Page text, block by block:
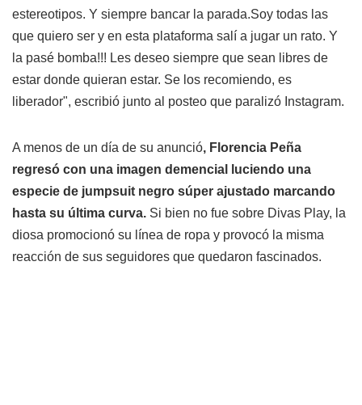
estereotipos. Y siempre bancar la parada.Soy todas las
que quiero ser y en esta plataforma salí a jugar un rato. Y
la pasé bomba!!! Les deseo siempre que sean libres de
estar donde quieran estar. Se los recomiendo, es
liberador", escribió junto al posteo que paralizó Instagram.
A menos de un día de su anunció, Florencia Peña
regresó con una imagen demencial luciendo una
especie de jumpsuit negro súper ajustado marcando
hasta su última curva. Si bien no fue sobre Divas Play, la
diosa promocionó su línea de ropa y provocó la misma
reacción de sus seguidores que quedaron fascinados.